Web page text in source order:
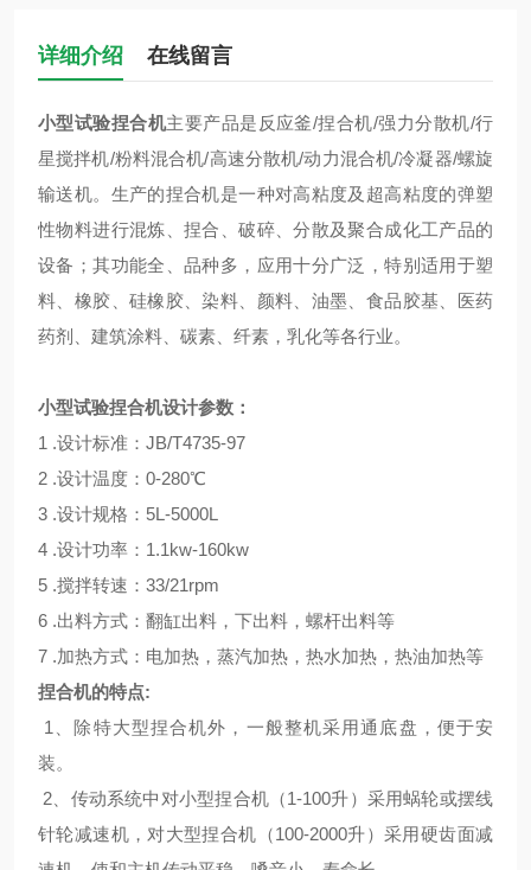
详细介绍 在线留言
小型试验捏合机主要产品是反应釜/捏合机/强力分散机/行
星搅拌机/粉料混合机/高速分散机/动力混合机/冷凝器/螺旋
输送机。生产的捏合机是一种对高粘度及超高粘度的弹塑
性物料进行混炼、捏合、破碎、分散及聚合成化工产品的
设备；其功能全、品种多，应用十分广泛，特别适用于塑
料、橡胶、硅橡胶、染料、颜料、油墨、食品胶基、医药
药剂、 建筑涂料 、碳素、纤素，乳化等各行业。
小型试验捏合机设计参数：
1 .设计标准：JB/T4735-97
2 .设计温度：0-280℃
3 .设计规格：5L-5000L
4 .设计功率：1.1kw-160kw
5 .搅拌转速：33/21rpm
6 .出料方式：翻缸出料，下出料，螺杆出料等
7 .加热方式：电加热，蒸汽加热，热水加热，热油加热等
捏合机的特点:
1
、除特大型捏合机外，一般整机采用通底盘，便于安
装。
2 、传动系统中对小型捏合机（1-100升）采用蜗轮或摆线
针轮减速机，对大型捏合机（100-2000升）采用硬齿面减